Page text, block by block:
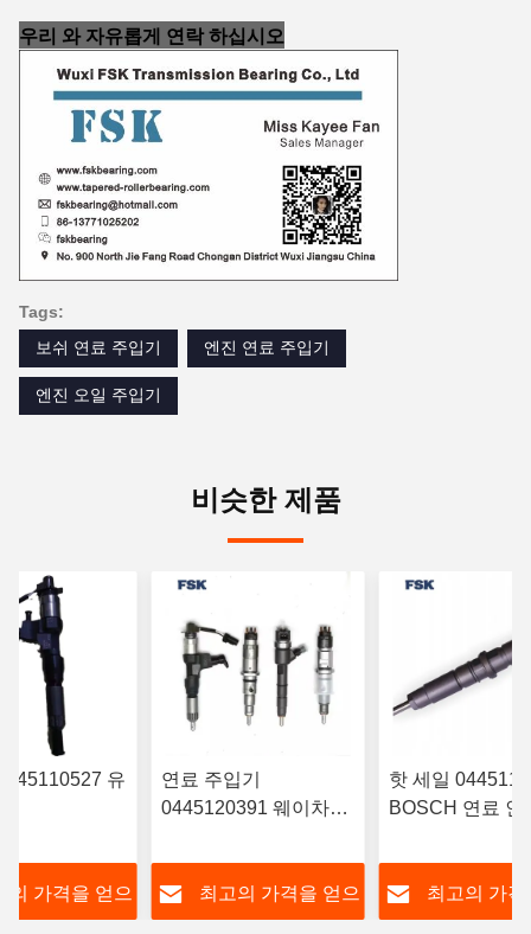
우리 와 자유롭게 연락 하십시오
Tags:
보쉬 연료 주입기
엔진 연료 주입기
엔진 오일 주입기
비슷한 제품
유
료 주사기 일
사기
의 가격을 얻으
연료 주입기
0445120391 웨이차이
612630090055 내구성
FSKG최고의 가격을 얻으
핫 세일
BOSCH 연료 인
스
최고의 가격